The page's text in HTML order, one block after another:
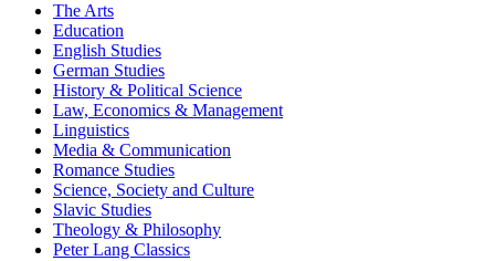
The Arts
Education
English Studies
German Studies
History & Political Science
Law, Economics & Management
Linguistics
Media & Communication
Romance Studies
Science, Society and Culture
Slavic Studies
Theology & Philosophy
Peter Lang Classics